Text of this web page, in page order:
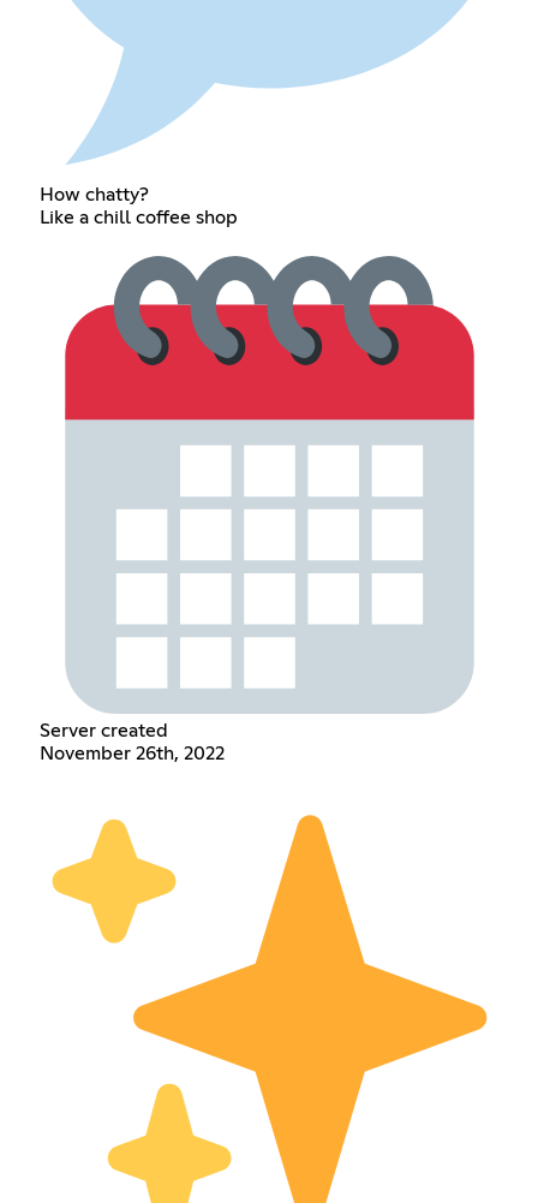
How chatty?
Like a chill coffee shop
Server created
November 26th, 2022